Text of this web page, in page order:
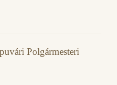
Polgármesteri